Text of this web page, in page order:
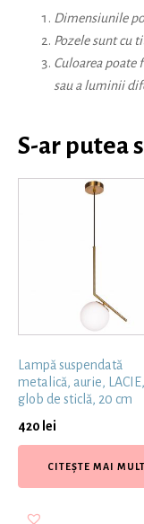
Dimensiunile
Pozele sunt cu
Culoarea
sau a luminii
S-ar putea
Lampă suspendată
metalică, aurie,
glob de sticlă, 20 cm
420 lei
CITEȘTE MAI MULT